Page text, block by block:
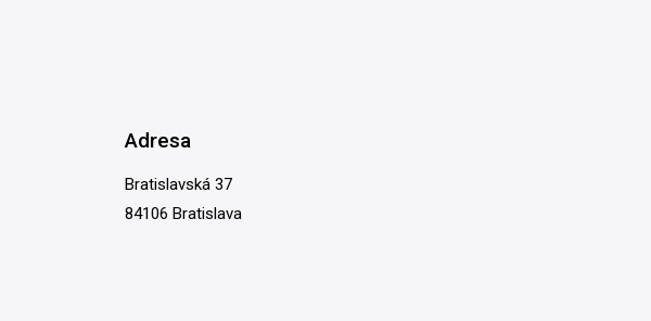
Adresa
Bratislavská 37
84106 Bratislava